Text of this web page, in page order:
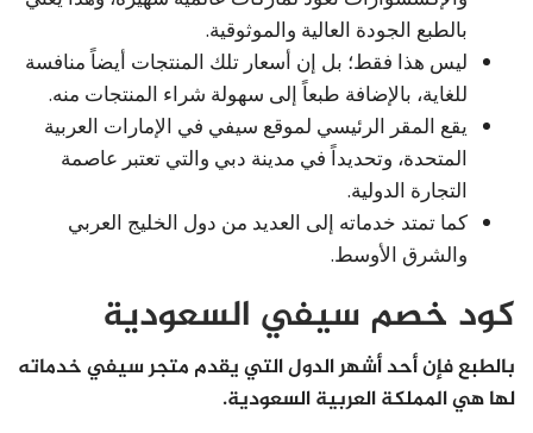
بالطبع الجودة العالية والموثوقية.
ليس هذا فقط؛ بل إن أسعار تلك المنتجات أيضاً منافسة
للغاية، بالإضافة طبعاً إلى سهولة شراء المنتجات منه.
يقع المقر الرئيسي لموقع سيفي في الإمارات العربية
المتحدة، وتحديداً في مدينة دبي والتي تعتبر عاصمة
التجارة الدولية.
كما تمتد خدماته إلى العديد من دول الخليج العربي
والشرق الأوسط.
كود خصم سيفي السعودية
بالطبع فإن أحد أشهر الدول التي يقدم متجر سيفي خدماته
لها هي المملكة العربية السعودية.